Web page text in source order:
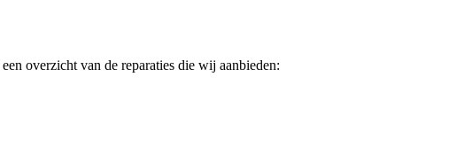
overzicht van de reparaties die wij aanbieden: